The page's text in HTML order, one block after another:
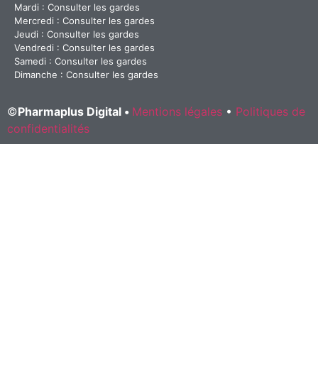
Mardi : Consulter les gardes
Mercredi : Consulter les gardes
Jeudi : Consulter les gardes
Vendredi : Consulter les gardes
Samedi : Consulter les gardes
Dimanche : Consulter les gardes
©Pharmaplus Digital • Mentions légales • Politiques de
confidentialités